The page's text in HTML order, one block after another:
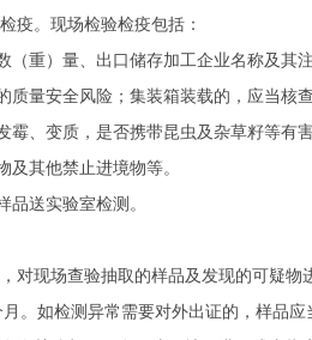
疫。现场检验检疫包括：
（重）量、出口储存加工企业名称及
量安全风险；集装箱装载的，应当核
霉、变质，是否携带昆虫及杂草籽等
其他禁止进境物等。
品送实验室检测。
对现场查验抽取的样品及发现的可疑物
。如检测异常需要对外出证的，样品应